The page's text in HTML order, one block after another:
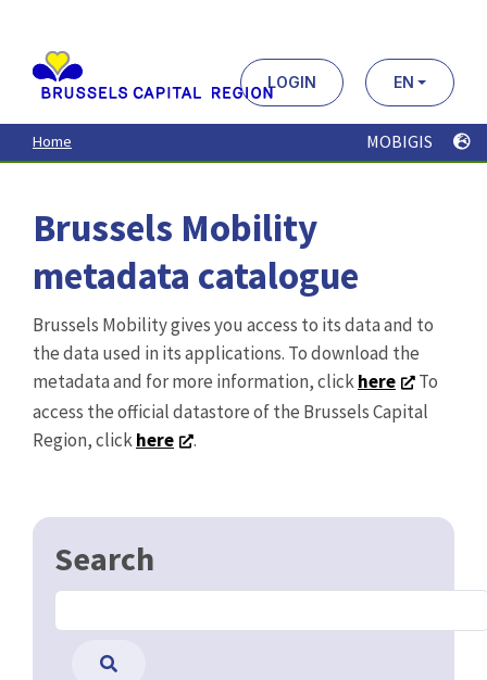
contenu
principal
LOGIN EN
Home MOBIGIS
Brussels Mobility
metadata catalogue
Brussels Mobility gives you access to its data and to
the data used in its applications. To download the
metadata and for more information, clickhere
To
access the official datastore of the Brussels Capital
Region, clickhere .
Search